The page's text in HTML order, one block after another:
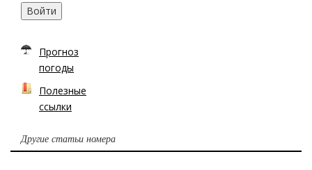
Войти
Прогноз
погоды
Полезные
ссылки
Другие статьи номера